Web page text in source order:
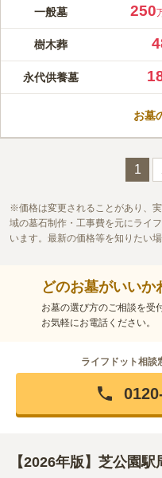
麻布称名寺 庭苑墓・樹
葬」、お墓の承継者が
墓」があります。緑に
に利用できます。参道
る方も歩きやすく安心
一般墓 250
樹木葬
永代供養墓
お墓
1
価格は変更されることがあり、
域の墓石制作・工事費を元にライ
います。最新の価格等を知りたい
どのお墓がいいか
お墓の選び方のご相談を受
お気軽にお電話ください。
ライフドット相談
【2026年版】芝公園